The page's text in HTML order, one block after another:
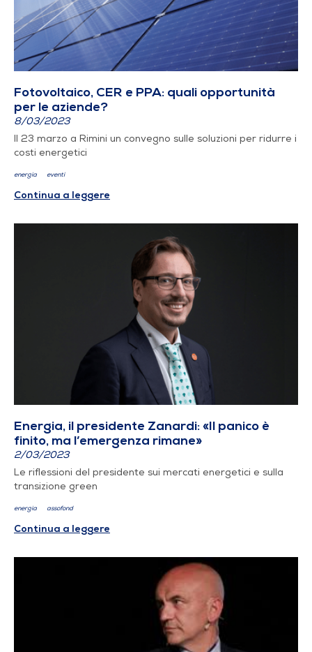
Fotovoltaico, CER e PPA: quali opportunità
per le aziende?
8/03/2023
Il 23 marzo a Rimini un convegno sulle soluzioni per ridurre i
costi energetici
energia eventi
Continua a leggere
Energia, il presidente Zanardi: «Il panico è
finito, ma l’emergenza rimane»
2/03/2023
Le riflessioni del presidente sui mercati energetici e sulla
transizione green
energia assofond
Continua a leggere